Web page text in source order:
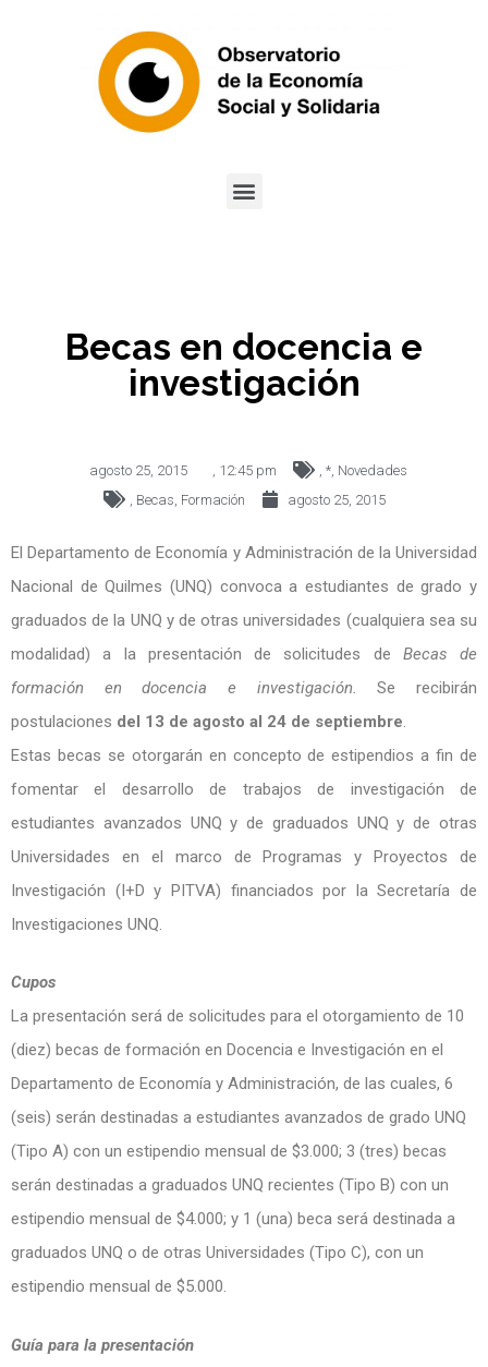
Becas en docencia e
investigación
agosto 25, 2015 12:45 pm * Novedades
Becas Formación agosto 25, 2015
El Departamento de Economía y Administración de la Universidad
Nacional de Quilmes (UNQ) convoca a estudiantes de grado y
graduados de la UNQ y de otras universidades (cualquiera sea su
modalidad) a la presentación de solicitudes de Becas de
formación en docencia e investigación.Se recibirán
postulaciones del 13 de agosto al 24 de septiembre.
Estas becas se otorgarán en concepto de estipendios a fin de
fomentar el desarrollo de trabajos de investigación de
estudiantes avanzados UNQ y de graduados UNQ y de otras
Universidades en el marco de Programas y Proyectos de
Investigación (I+D y PITVA) financiados por la Secretaría de
Investigaciones UNQ.
Cupos
La presentación será de solicitudes para el otorgamiento de 10
(diez) becas de formación en Docencia e Investigación en el
Departamento de Economía y Administración, de las cuales, 6
(seis) serán destinadas a estudiantes avanzados de grado UNQ
(Tipo A) con un estipendio mensual de $3.000; 3 (tres) becas
serán destinadas a graduados UNQ recientes (Tipo B) con un
estipendio mensual de $4.000; y 1 (una) beca será destinada a
graduados UNQ o de otras Universidades (Tipo C), con un
estipendio mensual de $5.000.
Guía para la presentación